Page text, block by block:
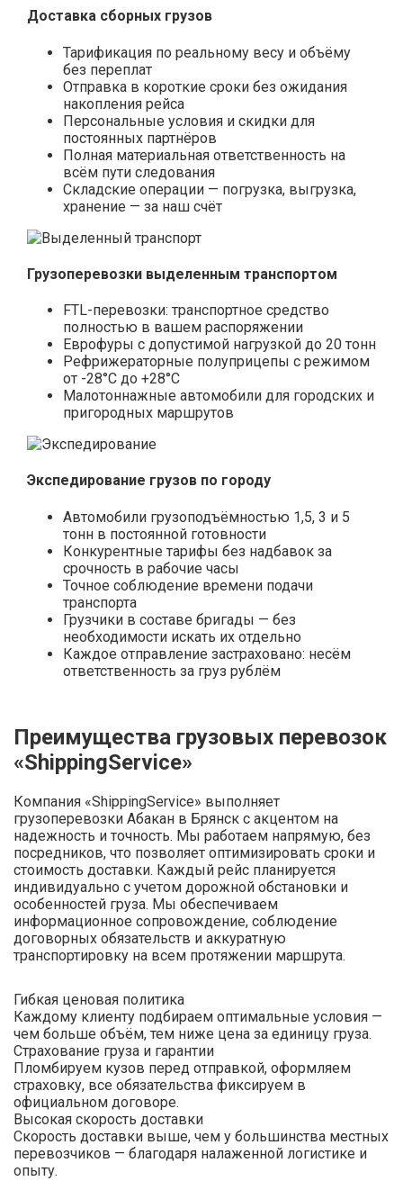
Доставка сборных грузов
Тарификация по реальному весу и объёму
без переплат
Отправка в короткие сроки без ожидания
накопления рейса
Персональные условия и скидки для
постоянных партнёров
Полная материальная ответственность на
всём пути следования
Складские операции — погрузка, выгрузка,
хранение — за наш счёт
Грузоперевозки выделенным транспортом
FTL-перевозки: транспортное средство
полностью в вашем распоряжении
Еврофуры с допустимой нагрузкой до 20 тонн
Рефрижераторные полуприцепы с режимом
от -28°С до +28°С
Малотоннажные автомобили для городских и
пригородных маршрутов
Экспедирование грузов по городу
Автомобили грузоподъёмностью 1,5, 3 и 5
тонн в постоянной готовности
Конкурентные тарифы без надбавок за
срочность в рабочие часы
Точное соблюдение времени подачи
транспорта
Грузчики в составе бригады — без
необходимости искать их отдельно
Каждое отправление застраховано: несём
ответственность за груз рублём
Преимущества грузовых перевозок
«ShippingService»
Компания «ShippingService» выполняет
грузоперевозки Абакан в Брянск с акцентом на
надежность и точность. Мы работаем напрямую, без
посредников, что позволяет оптимизировать сроки и
стоимость доставки. Каждый рейс планируется
индивидуально с учетом дорожной обстановки и
особенностей груза. Мы обеспечиваем
информационное сопровождение, соблюдение
договорных обязательств и аккуратную
транспортировку на всем протяжении маршрута.
Гибкая ценовая политика
Каждому клиенту подбираем оптимальные условия —
чем больше объём, тем ниже цена за единицу груза.
Страхование груза и гарантии
Пломбируем кузов перед отправкой, оформляем
страховку, все обязательства фиксируем в
официальном договоре.
Высокая скорость доставки
Скорость доставки выше, чем у большинства местных
перевозчиков — благодаря налаженной логистике и
опыту.